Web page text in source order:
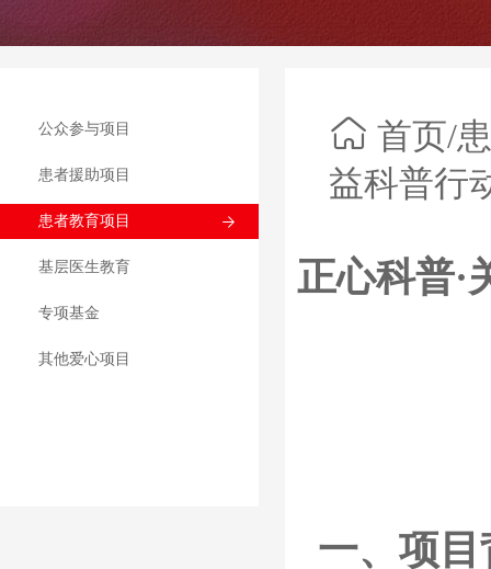
公众参与项目
患者援助项目
患者教育项目
基层医生教育
专项基金
其他爱心项目
首页/
益科普行
正心科普·
一、 项目